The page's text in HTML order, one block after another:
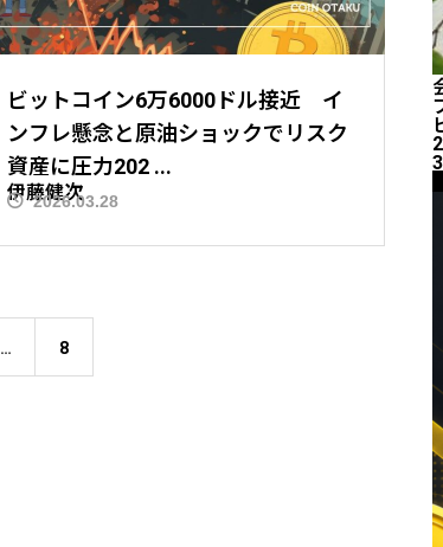
ビットコイン6万6000ドル接近 イ
ンフレ懸念と原油ショックでリスク
資産に圧力202 ...
2026.03.28
伊藤健次
… 8
3